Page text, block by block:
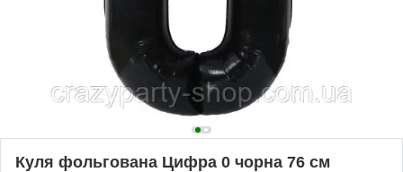
Куля фольгована Цифра 0 чорна 76 см